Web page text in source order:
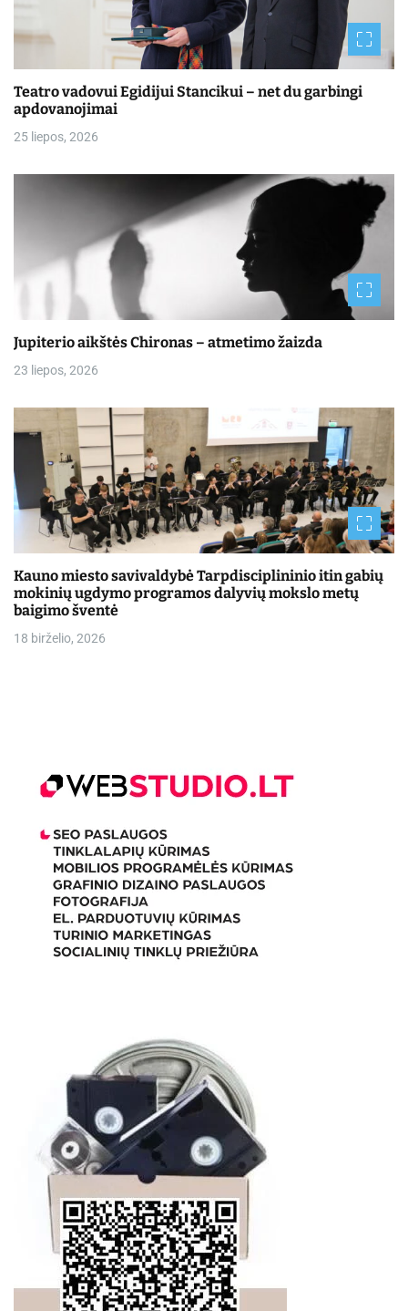
Teatro vadovui Egidijui Stancikui – net du garbingi
apdovanojimai
25 liepos, 2026
Jupiterio aikštės Chironas – atmetimo žaizda
23 liepos, 2026
Kauno miesto savivaldybė Tarpdisciplininio itin gabių
mokinių ugdymo programos dalyvių mokslo metų
baigimo šventė
18 birželio, 2026